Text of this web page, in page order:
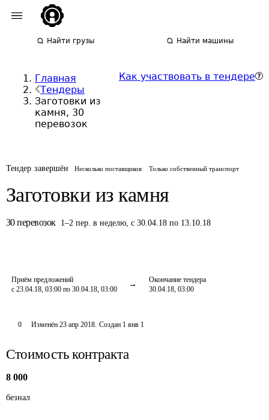
Найти грузы Найти машины
Главная
Тендеры
Заготовки из
камня, 30
перевозок
Как участвовать в тендере
Тендер завершён Несколько поставщиков Только собственный транспорт
Заготовки из камня
30 перевозок 1–2 пер. в неделю, с 30.04.18 по 13.10.18
Приём предложений
с 23.04.18, 03:00 по 30.04.18, 03:00
Окончание тендера
30.04.18, 03:00
0 Изменён 23 апр 2018. Создан 1 янв 1
Стоимость контракта
8 000
безнал